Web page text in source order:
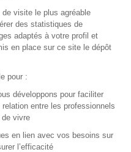
site
SAFI
visite le plus agréable
des statistiques de
adaptés à votre profil et
en place sur ce site le dépôt
pour :
développons pour faciliter
entre les professionnels
de vivre
en lien avec vos besoins sur
l’efficacité